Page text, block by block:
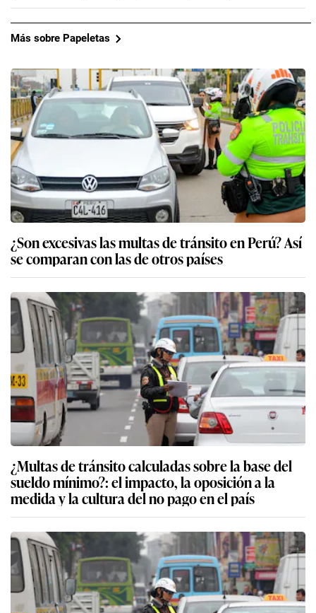
Más sobre Papeletas
¿Son excesivas las multas de tránsito en Perú? Así
se comparan con las de otros países
¿Multas de tránsito calculadas sobre la base del
sueldo mínimo?: el impacto, la oposición a la
medida y la cultura del no pago en el país